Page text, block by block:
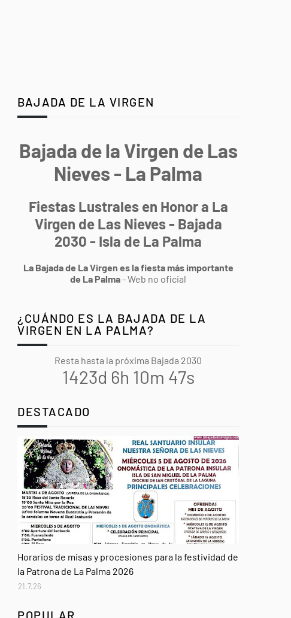
BAJADA DE LA VIRGEN
Bajada de la Virgen de Las
Nieves - La Palma
Fiestas Lustrales en Honor a La
Virgen de Las Nieves - Bajada
2030 - Isla de La Palma
La Bajada de La Virgen es la fiesta más importante
de La Palma- Web no oficial
¿CUÁNDO ES LA BAJADA DE LA
VIRGEN EN LA PALMA?
Resta hasta la próxima Bajada 2030
1423d 6h 10m 45s
DESTACADO
Horarios de misas y procesiones para la festividad de
la Patrona de La Palma 2026
21.7.26
POPULAR